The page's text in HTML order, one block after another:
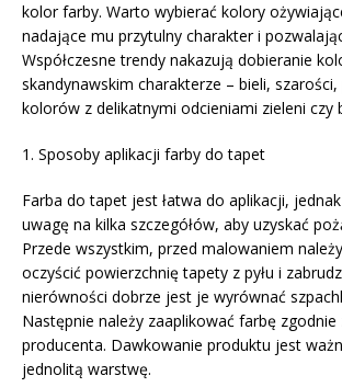
kolor farby. Warto wybierać kolory
nadające mu przytulny charakter i
Współczesne trendy nakazują dobieranie
skandynawskim charakterze – bieli,
kolorów z delikatnymi odcieniami zieleni czy
1. Sposoby aplikacji farby do tapet
Farba do tapet jest łatwa do aplikacji,
uwagę na kilka szczegółów, aby uzyskać
Przede wszystkim, przed malowaniem
oczyścić powierzchnię tapety z pyłu i
nierówności dobrze jest je wyrównać
Następnie należy zaaplikować farbę zgodnie
producenta. Dawkowanie produktu jest
jednolitą warstwę.